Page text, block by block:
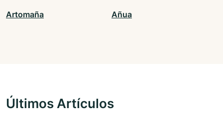
Artomaña Añua
Últimos Artículos